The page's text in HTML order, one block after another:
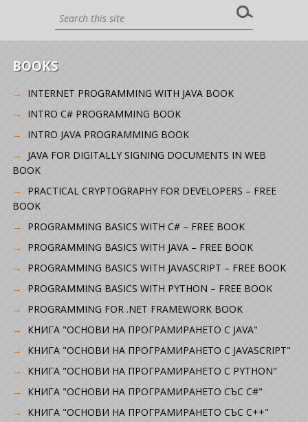
BOOKS
INTERNET PROGRAMMING WITH JAVA BOOK
INTRO C# PROGRAMMING BOOK
INTRO JAVA PROGRAMMING BOOK
JAVA FOR DIGITALLY SIGNING DOCUMENTS IN WEB
BOOK
PRACTICAL CRYPTOGRAPHY FOR DEVELOPERS – FREE
BOOK
PROGRAMMING BASICS WITH C# – FREE BOOK
PROGRAMMING BASICS WITH JAVA – FREE BOOK
PROGRAMMING BASICS WITH JAVASCRIPT – FREE BOOK
PROGRAMMING BASICS WITH PYTHON – FREE BOOK
PROGRAMMING FOR .NET FRAMEWORK BOOK
КНИГА "ОСНОВИ НА ПРОГРАМИРАНЕТО С JAVA"
КНИГА "ОСНОВИ НА ПРОГРАМИРАНЕТО С JAVASCRIPT"
КНИГА "ОСНОВИ НА ПРОГРАМИРАНЕТО С PYTHON"
КНИГА "ОСНОВИ НА ПРОГРАМИРАНЕТО СЪС C#"
КНИГА "ОСНОВИ НА ПРОГРАМИРАНЕТО СЪС C++"